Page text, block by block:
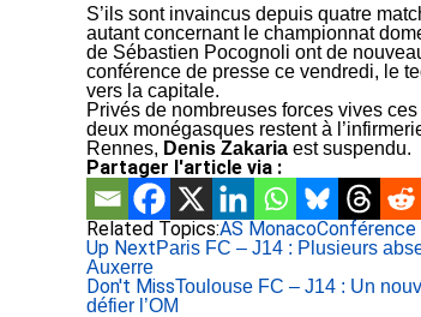
S’ils sont invaincus depuis quatre
autant concernant le championnat
de Sébastien Pocognoli ont de
conférence de presse ce vendredi, le
vers la capitale.
Privés de nombreuses forces vives
deux monégasques restent à
Rennes, Denis Zakaria est suspendu.
Partager l'article via :
Related Topics:AS Monaco
Up NextParis FC – J14 : Plusieurs
Auxerre
Don't MissToulouse FC – J14 : Un
défier l’OM